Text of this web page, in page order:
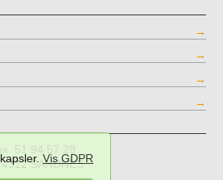
Vis GDPR
51 94 57 28
SANDNES